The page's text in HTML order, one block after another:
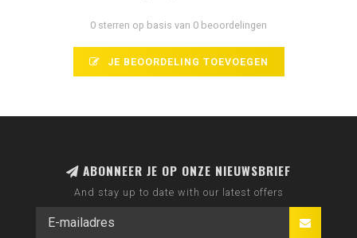
0 sterren op basis van 0 beoordelingen
JE BEOORDELING TOEVOEGEN
ABONNEER JE OP ONZE NIEUWSBRIEF
And stay up to date with our latest offers